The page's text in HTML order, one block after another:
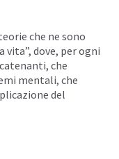
che ne sono
dove, per ogni
che
mentali, che
del